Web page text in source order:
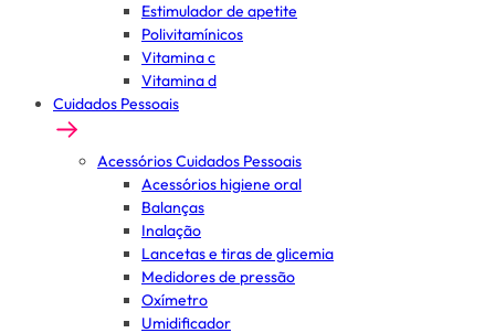
Estimulador de apetite
Polivitamínicos
Vitamina c
Vitamina d
Cuidados Pessoais
Acessórios Cuidados Pessoais
Acessórios higiene oral
Balanças
Inalação
Lancetas e tiras de glicemia
Medidores de pressão
Oxímetro
Umidificador